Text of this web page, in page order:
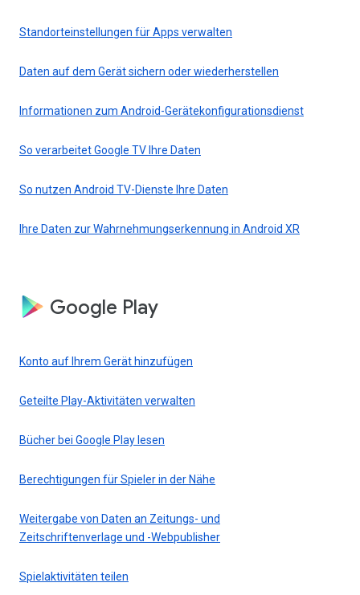
Standorteinstellungen für Apps verwalten
Daten auf dem Gerät sichern oder wiederherstellen
Informationen zum Android-Gerätekonfigurationsdienst
So verarbeitet Google TV Ihre Daten
So nutzen Android TV-Dienste Ihre Daten
Ihre Daten zur Wahrnehmungserkennung in Android XR
Google Play
Konto auf Ihrem Gerät hinzufügen
Geteilte Play-Aktivitäten verwalten
Bücher bei Google Play lesen
Berechtigungen für Spieler in der Nähe
Weitergabe von Daten an Zeitungs- und
Zeitschriftenverlage und -Webpublisher
Spielaktivitäten teilen